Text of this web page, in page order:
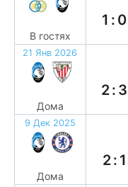
В гостях
1:0
21 Янв 2026
Дома
2:3
9 Дек 2025
Дома
2:1